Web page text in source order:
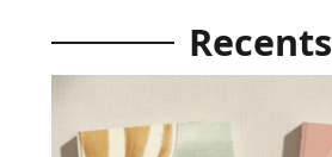
Recents